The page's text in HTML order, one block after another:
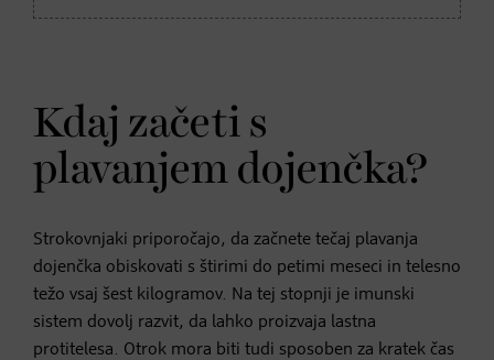
Kdaj začeti s
plavanjem dojenčka?
Strokovnjaki priporočajo, da začnete tečaj plavanja
dojenčka obiskovati s štirimi do petimi meseci in telesno
težo vsaj šest kilogramov. Na tej stopnji je imunski
sistem dovolj razvit, da lahko proizvaja lastna
protitelesa. Otrok mora biti tudi sposoben za kratek čas